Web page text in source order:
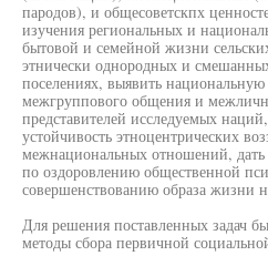
пародов), и общесоветскпх
изучения региональных и
бытовой и семейной жизни
этнически однородных и
поселениях, выявить национальную
межгруппового общения и
представителей исследуемых
устойчивость этноцентрических
межнациональных отношений, дать
по оздоровлению общественной
совершенствованию образа жизни
Для решения поставленных задач
методы сбора первичной